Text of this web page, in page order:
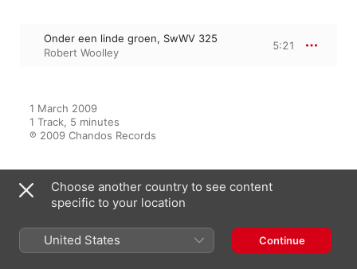
Onder een linde groen, SwWV 325
Robert Woolley
5:21
1 March 2009
1 Track, 5 minutes
℗ 2009 Chandos Records
From the Album
Sweelinck: Keyboard Works, Vol.
Choose another country to see content
specific to your location
United States Continue